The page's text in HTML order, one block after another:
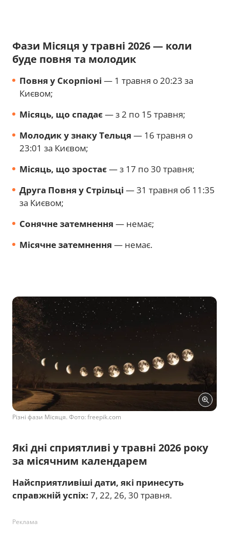
Фази Місяця у травні 2026 — коли
буде повня та молодик
Повня у Скорпіоні — 1 травня о 20:23 за
Києвом;
Місяць, що спадає— з 2 по 15 травня;
Молодик у знаку Тельця — 16 травня о
23:01 за Києвом;
Місяць, що зростає— з 17 по 30 травня;
Друга Повня у Стрільці — 31 травня об 11:35
за Києвом;
Сонячне затемнення — немає;
Місячне затемнення — немає.
Різні фази Місяця. Фото: freepik.com
Які дні сприятливі у травні 2026 року
за місячним календарем
Найсприятливіші дати, які принесуть
справжній успіх: 7, 22, 26, 30 травня.
Реклама